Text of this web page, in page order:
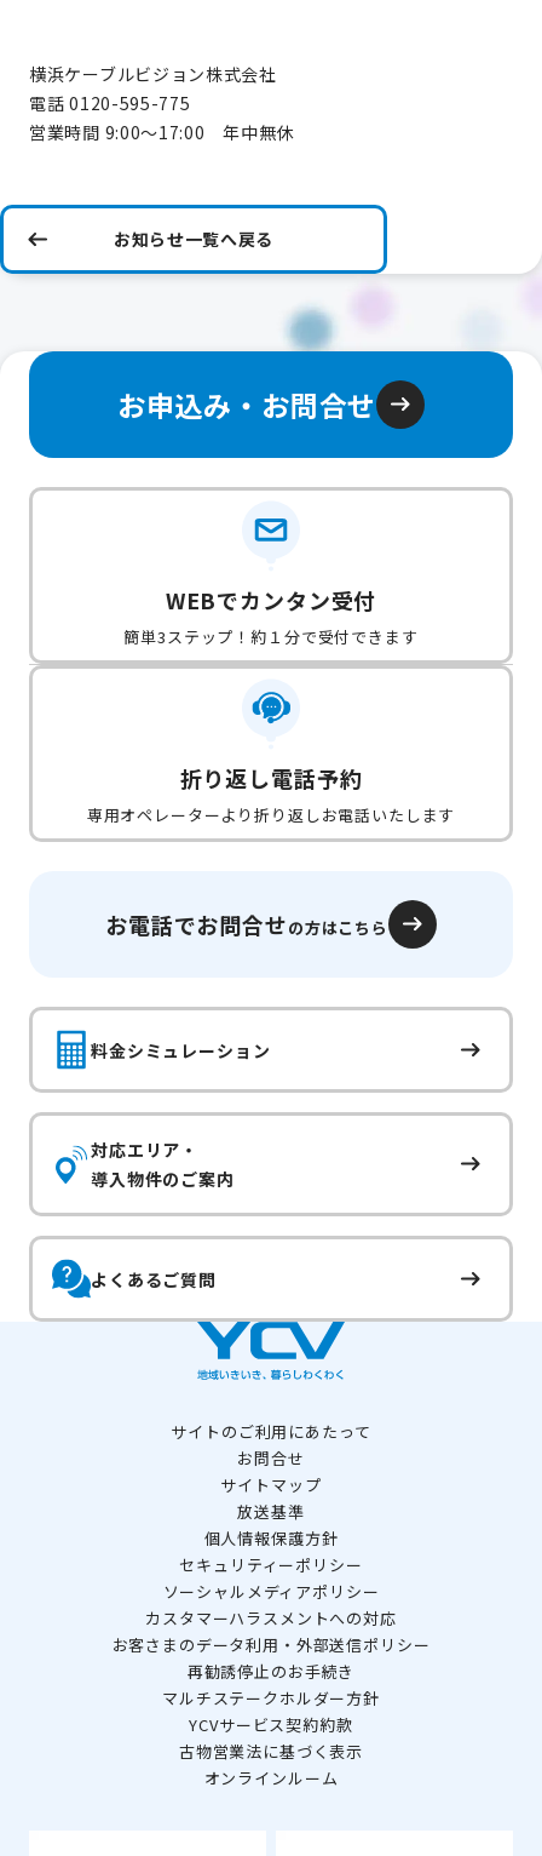
横浜ケーブルビジョン株式会社
電話 0120-595-775
営業時間 9:00～17:00 年中無休
お知らせ一覧へ戻る
お申込み・お問合せ
WEBでカンタン受付
簡単3ステップ！約１分で受付できます
折り返し電話予約
専用オペレーターより折り返しお電話いたします
お電話でお問合せの方はこちら
料金シミュレーション
対応エリア・
導入物件のご案内
よくあるご質問
サイトのご利用にあたって
お問合せ
サイトマップ
放送基準
個人情報保護方針
セキュリティーポリシー
ソーシャルメディアポリシー
カスタマーハラスメントへの対応
お客さまのデータ利用・外部送信ポリシー
再勧誘停止のお手続き
マルチステークホルダー方針
YCVサービス契約約款
古物営業法に基づく表示
オンラインルーム